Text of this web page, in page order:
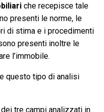
che recepisce tale
presenti le norme, le
di stima e i procedimenti
presenti inoltre le
l’immobile.
questo tipo di analisi
tre campi analizzati in